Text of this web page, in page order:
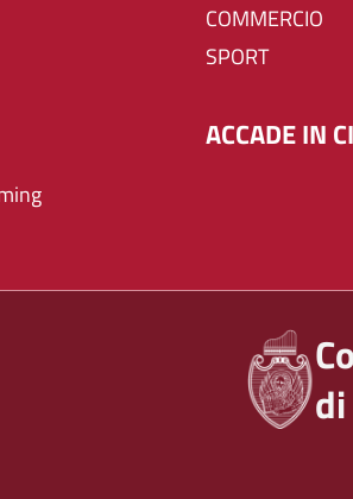
COMMERCIO
SPORT
ACCADE IN